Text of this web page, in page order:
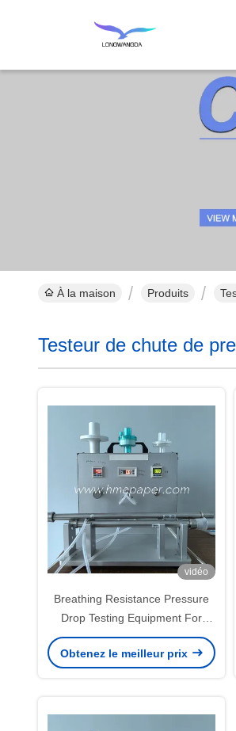
À la maison Produits
Testeur de chute de
vidéo
Breathing Resistance Pressure
Drop Testing Equipment For
HME Filter & Spirometry Filter
And BV Filter
Obtenez le meilleur prix